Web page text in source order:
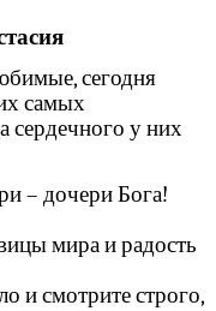
сегодня
самых
сердечного у них
– дочери Бога!
и радость
строго,